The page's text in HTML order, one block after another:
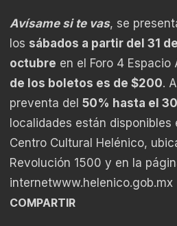
Avísame si te vas, se
los sábados a partir del 31
octubre en el Foro 4 Espacio
de los boletos es de $200.
preventa del 50% hasta el
localidades están disponibles
Centro Cultural Helénico,
Revolución 1500 y en la
internetwww.helenico.gob.mx
COMPARTIR